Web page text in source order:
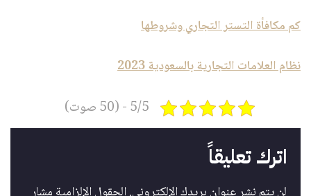
كم مكافأة التستر التجاري وشروطها
نظام العلامات التجارية بالسعودية 2023
5/5 - (50 صوت)
اترك تعليقاً